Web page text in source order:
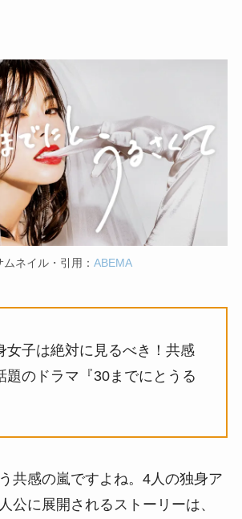
ムネイル・引用： ABEMA
女子は絶対に見るべき！共感
題のドラマ『30までにとうる
共感の嵐ですよね。4人の独身ア
公に展開されるストーリーは、